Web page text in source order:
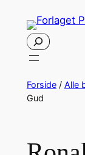
indhold
Søg
Forside/ Alle
Gud